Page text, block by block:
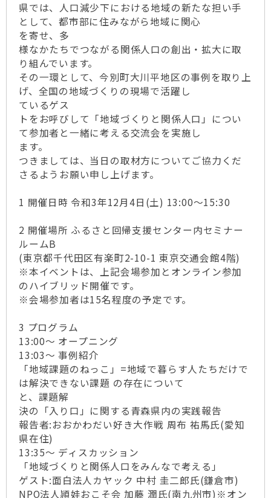
県では、人口減少下における地域の新たな担い手
として、都市部に住みながら地域に関心
を寄せ、多
様なかたちでつながる関係人口の創出・拡大に取
り組んでいます。
その一環として、今別町大川平地区の事例を取り上
げ、全国の地域づくりの現場で活躍し
ているゲス
トをお呼びして「地域づくりと関係人口」につい
て参加者と一緒に考える交流会を実施し
ます。
つきましては、当日の取材方についてご協力くだ
さるようお願い申し上げます。
1 開催日時 令和3年12月4日(土) 13:00～15:30
2 開催場所 ふるさと回帰支援センター内セミナー
ルームB
(東京都千代田区有楽町2-10-1 東京交通会館4階)
※本イベントは、上記会場参加とオンライン参加
のハイブリッド開催です。
※会場参加者は15名程度の予定です。
3 プログラム
13:00～ オープニング
13:03～ 事例紹介
「地域課題のねっこ」=地域で暮らす人たちだけで
は解決できない課題 の存在について
と、課題解
決の「入り口」に関する青森県内の実践報告
報告者:おおかわだい好き大作戦 周布 祐馬氏(愛知
県在住)
13:35～ ディスカッション
「地域づくりと関係人口をみんなで考える」
ゲスト:面白法人カヤック 中村 圭二郎氏(鎌倉市)
NPO法人頴娃おこそ会 加藤 潤氏(南九州市)※オン